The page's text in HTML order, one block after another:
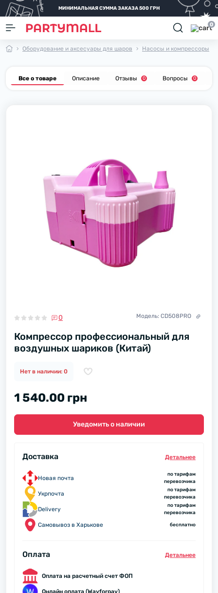
МИНИМАЛЬНАЯ СУММА ЗАКАЗА 500 ГРН
0
Оборудование и аксесуары для шаров Насосы и компрессоры
Все о товаре Описание Отзывы 0 Вопросы 0
0 Модель: CD508PRO
Компрессор профессиональный для
воздушных шариков (Китай)
Нет в наличии: 0
1 540.00 грн
Уведомить о наличии
Доставка Детальнее
Новая почта
по тарифам
перевозчика
Укрпочта
по тарифам
перевозчика
Delivery
по тарифам
перевозчика
Самовывоз в Харькове бесплатно
Оплата Детальнее
Оплата на расчетный счет ФОП
Онлайн оплата (Wayforpay)